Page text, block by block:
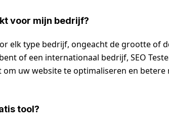
voor mijn bedrijf?
elk type bedrijf, ongeacht de grootte of
of een internationaal bedrijf, SEO
uw website te optimaliseren en betere
tool?